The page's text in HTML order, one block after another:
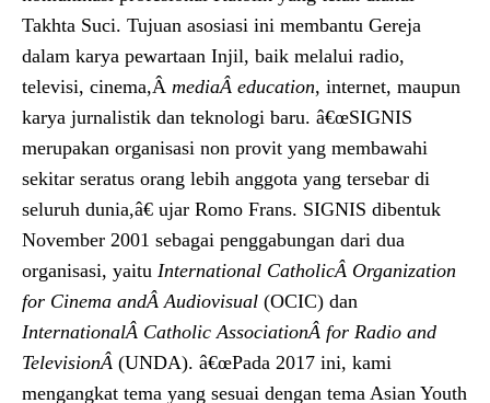
Takhta Suci. Tujuan asosiasi ini membantu Gereja
dalam karya pewartaan Injil, baik melalui radio,
televisi, cinema,Â mediaÂ education, internet, maupun
karya jurnalistik dan teknologi baru. â€œSIGNIS
merupakan organisasi non provit yang membawahi
sekitar seratus orang lebih anggota yang tersebar di
seluruh dunia,â€ ujar Romo Frans. SIGNIS dibentuk
November 2001 sebagai penggabungan dari dua
organisasi, yaitu International CatholicÂ Organization
for Cinema andÂ Audiovisual (OCIC) dan
InternationalÂ Catholic AssociationÂ for Radio and
TelevisionÂ (UNDA). â€œPada 2017 ini, kami
mengangkat tema yang sesuai dengan tema Asian Youth